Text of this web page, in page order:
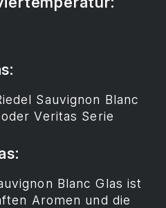
Sauvignon Blanc
Veritas Serie
Blanc Glas ist
Aromen und die